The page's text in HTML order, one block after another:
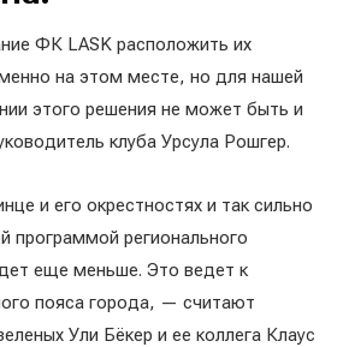
ФК LASK расположить их
на этом месте, но для нашей
этого решения не может быть и
клуба Урсула Рошгер.
и его окрестностях и так сильно
программой регионального
еще меньше. Это ведет к
пояса города, — считают
Ули Бёкер и ее коллега Клаус